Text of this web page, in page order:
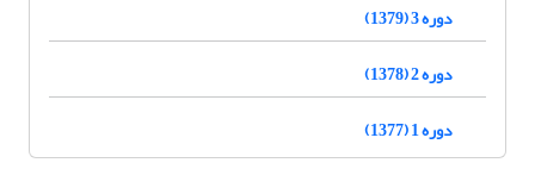
دوره 3 (1379)
دوره 2 (1378)
دوره 1 (1377)